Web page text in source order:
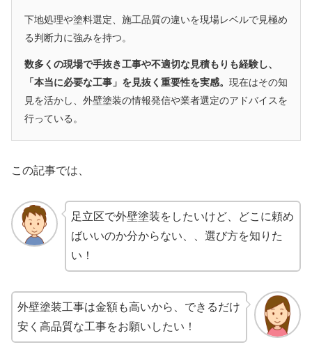
下地処理や塗料選定、施工品質の違いを現場レベルで見極め
る判断力に強みを持つ。
数多くの現場で手抜き工事や不適切な見積もりも経験し、
「本当に必要な工事」を見抜く重要性を実感。 現在はその知
見を活かし、外壁塗装の情報発信や業者選定のアドバイスを
行っている。
この記事では、
足立区で外壁塗装をしたいけど、どこに頼め
ばいいのか分からない、、選び方を知りた
い！
外壁塗装工事は金額も高いから、できるだけ
安く高品質な工事をお願いしたい！